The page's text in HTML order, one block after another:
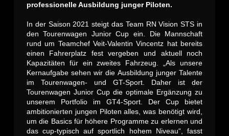
professionelle Ausbildung junger Piloten.
In der Saison 2021 steigt das Team RN Vision STS in
den Tourenwagen Junior Cup ein. Die Mannschaft
rund um Teamchef Veit-Valentin Vincentz hat bereits
einen Fahrerplatz fest vergeben und aktuell noch
Kapazitäten für ein zweites Fahrzeug. „Als unsere
Kernaufgabe sehen wir die Ausbildung junger Talente
im Tourenwagen- und GT-Sport. Daher ist der
Tourenwagen Junior Cup die optimale Ergänzung zu
unserem Portfolio im GT4-Sport. Der Cup bietet
ambitionierten jungen Piloten alles, was benötigt wird,
um die Basics für höhere Programme zu erlernen und
das cup-typisch auf sportlich hohem Niveau“, fasst